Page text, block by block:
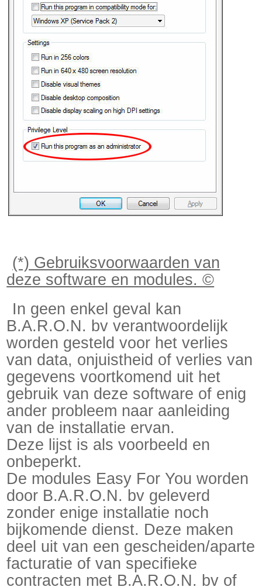
(*) Gebruiksvoorwaarden van
deze software en modules. ©
In geen enkel geval kan
B.A.R.O.N. bv verantwoordelijk
worden gesteld voor het verlies
van data, onjuistheid of verlies van
gegevens voortkomend uit het
gebruik van deze software of enig
ander probleem naar aanleiding
van de installatie ervan.
Deze lijst is als voorbeeld en
onbeperkt.
De modules Easy For You worden
door B.A.R.O.N. bv geleverd
zonder enige installatie noch
bijkomende dienst. Deze maken
deel uit van een gescheiden/aparte
facturatie of van specifieke
contracten met B.A.R.O.N. bv of